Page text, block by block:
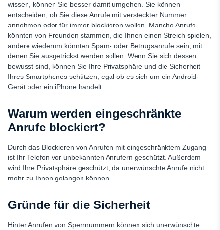
wissen, können Sie besser damit umgehen. Sie können
entscheiden, ob Sie diese Anrufe mit versteckter Nummer
annehmen oder für immer blockieren wollen. Manche Anrufe
könnten von Freunden stammen, die Ihnen einen Streich spielen,
andere wiederum könnten Spam- oder Betrugsanrufe sein, mit
denen Sie ausgetrickst werden sollen. Wenn Sie sich dessen
bewusst sind, können Sie Ihre Privatsphäre und die Sicherheit
Ihres Smartphones schützen, egal ob es sich um ein Android-
Gerät oder ein iPhone handelt.
Warum werden eingeschränkte
Anrufe blockiert?
Durch das Blockieren von Anrufen mit eingeschränktem Zugang
ist Ihr Telefon vor unbekannten Anrufern geschützt. Außerdem
wird Ihre Privatsphäre geschützt, da unerwünschte Anrufe nicht
mehr zu Ihnen gelangen können.
Gründe für die Sicherheit
Hinter Anrufen von Sperrnummern können sich unerwünschte